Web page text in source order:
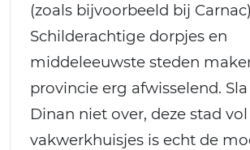
(zoals bijvoorbeeld bij
Schilderachtige dorpjes en
middeleeuwste steden
provincie erg afwisselend.
Dinan niet over, deze stad
vakwerkhuisjes is echt de